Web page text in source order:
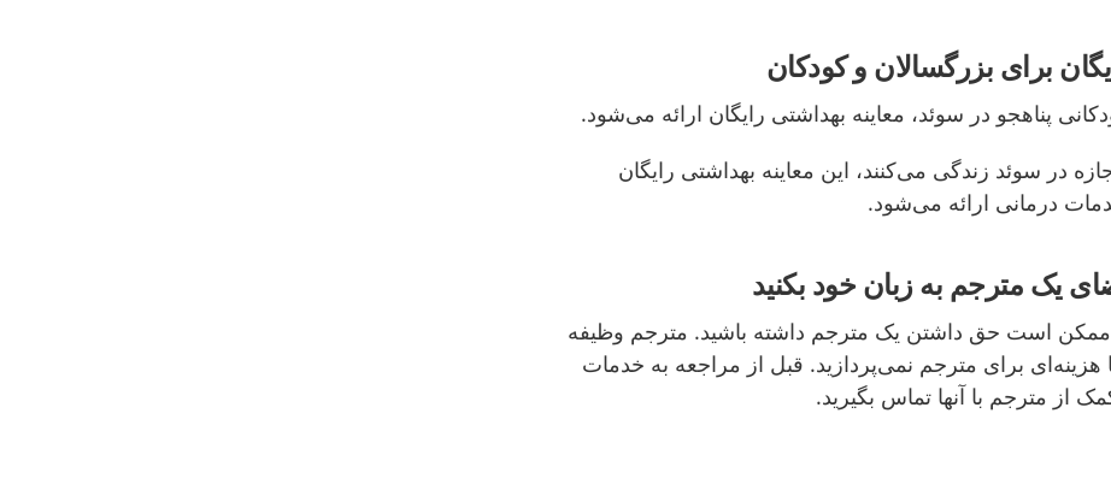
برای بزرگسالان و کودکان
پناهجو در سوئد، معاینه بهداشتی رایگان ارائه می‌شود.
در سوئد زندگی می‌کنند، این معاینه بهداشتی رایگان
درمانی ارائه می‌شود.
یک مترجم به زبان خود بکنید
ممکن است حق داشتن یک مترجم داشته باشید. مترجم وظیفه
برای مترجم نمی‌پردازید. قبل از مراجعه به خدمات
از مترجم با آنها تماس بگیرید.